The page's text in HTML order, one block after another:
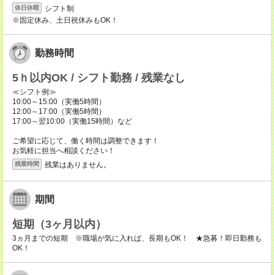
休日休暇
シフト制
※固定休み、土日祝休みもOK！
勤務時間
5ｈ以内OK / シフト勤務 / 残業なし
≪シフト例≫
10:00～15:00（実働5時間）
12:00～17:00（実働5時間）
17:00～翌10:00（実働15時間）など
ご希望に応じて、働く時間は調整できます！
お気軽に担当へ相談ください！
残業時間 残業はありません。
期間
短期（3ヶ月以内）
3ヵ月までの短期 ※職場が気に入れば、長期もOK！ ★急募！即日勤務も
OK！